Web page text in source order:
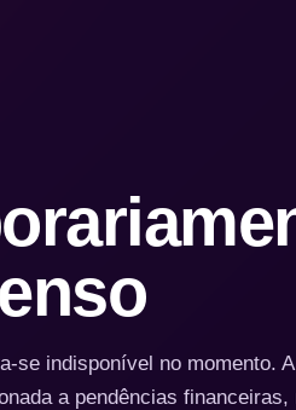
se indisponível no momento.
a pendências financeiras,